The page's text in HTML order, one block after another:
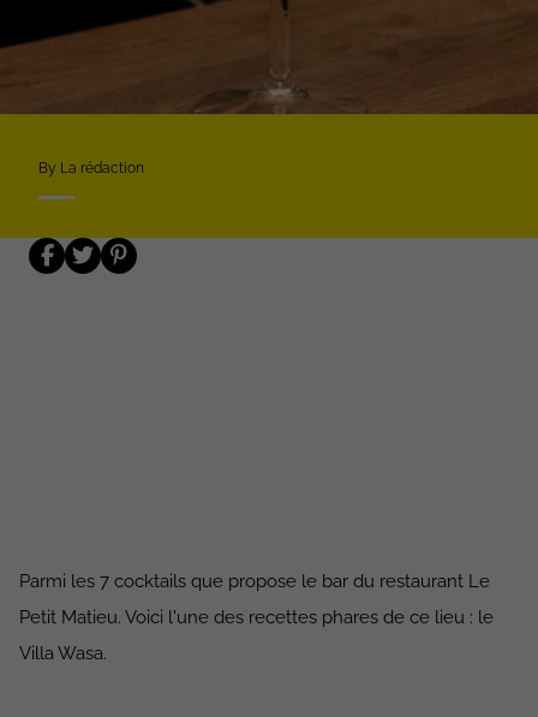
Lieux
RECETTE VILLA WASA
By La rédaction
Parmi les 7 cocktails que propose le bar du restaurant Le
Petit Matieu. Voici l'une des recettes phares de ce lieu : le
Villa Wasa.